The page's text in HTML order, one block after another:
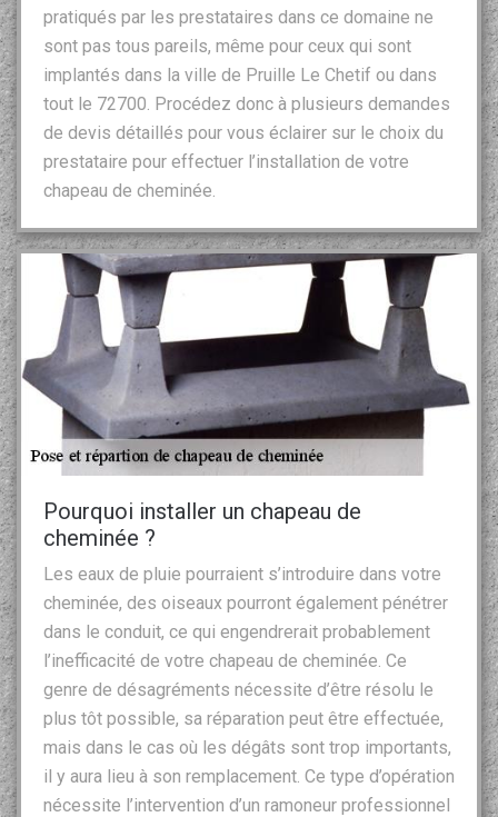
pratiqués par les prestataires dans ce domaine ne
sont pas tous pareils, même pour ceux qui sont
implantés dans la ville de Pruille Le Chetif ou dans
tout le 72700. Procédez donc à plusieurs demandes
de devis détaillés pour vous éclairer sur le choix du
prestataire pour effectuer l’installation de votre
chapeau de cheminée.
Pourquoi installer un chapeau de
cheminée ?
Les eaux de pluie pourraient s’introduire dans votre
cheminée, des oiseaux pourront également pénétrer
dans le conduit, ce qui engendrerait probablement
l’inefficacité de votre chapeau de cheminée. Ce
genre de désagréments nécessite d’être résolu le
plus tôt possible, sa réparation peut être effectuée,
mais dans le cas où les dégâts sont trop importants,
il y aura lieu à son remplacement. Ce type d’opération
nécessite l’intervention d’un ramoneur professionnel